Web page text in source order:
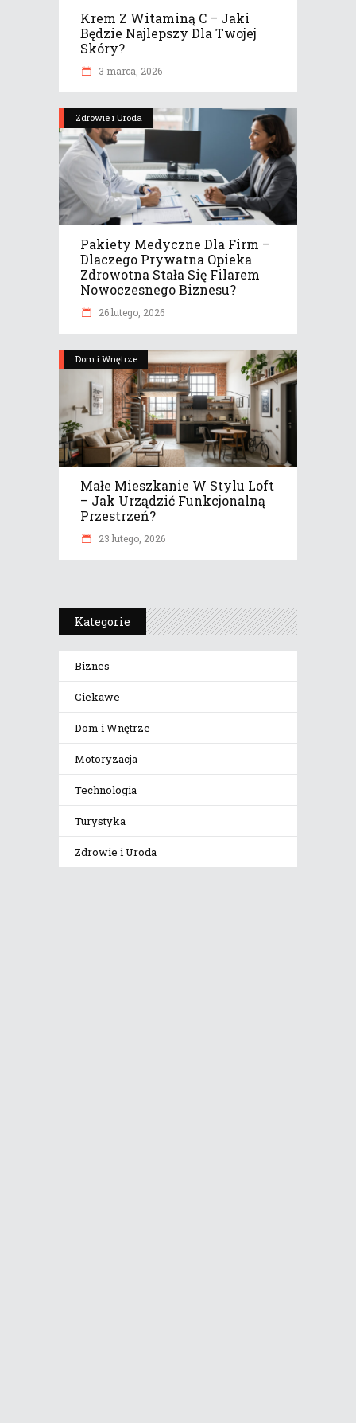
Krem Z Witaminą C – Jaki
Będzie Najlepszy Dla Twojej
Skóry?
3 marca, 2026
Zdrowie i Uroda
Pakiety Medyczne Dla Firm –
Dlaczego Prywatna Opieka
Zdrowotna Stała Się Filarem
Nowoczesnego Biznesu?
26 lutego, 2026
Dom i Wnętrze
Małe Mieszkanie W Stylu Loft
– Jak Urządzić Funkcjonalną
Przestrzeń?
23 lutego, 2026
Kategorie
Biznes
Ciekawe
Dom i Wnętrze
Motoryzacja
Technologia
Turystyka
Zdrowie i Uroda